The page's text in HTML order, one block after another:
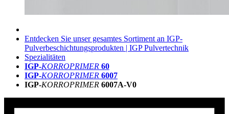
Entdecken Sie unser gesamtes Sortiment an IGP-
Pulverbeschichtungsprodukten | IGP Pulvertechnik
Spezialitäten
IGP-KORROPRIMER 60
IGP-KORROPRIMER 6007
IGP-KORROPRIMER 6007A-V0